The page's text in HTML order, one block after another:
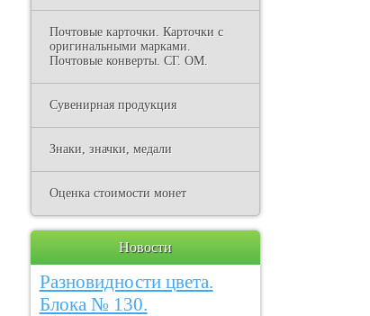
Почтовые карточки. Карточки с
оригинальными марками.
Почтовые конверты. СГ. ОМ.
Сувенирная продукция
Знаки, значки, медали
Оценка стоимости монет
Новости
Разновидности цвета.
Блока № 130.